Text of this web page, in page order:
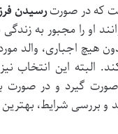
که در صورترسیدن
او را مجبور به
هیچ اجباری، والد
البته این انتخاب
گیرد و در صورت
و بررسی شرایط،